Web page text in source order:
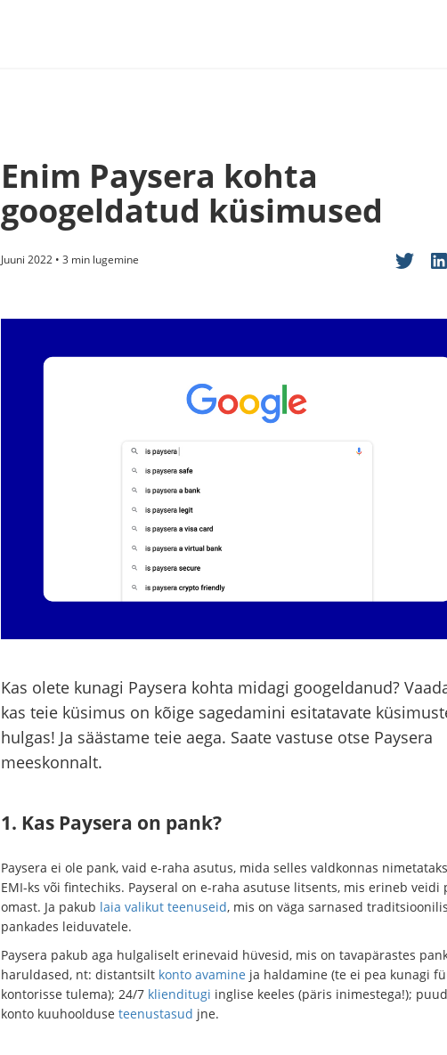
Enim Paysera kohta
googeldatud küsimused
Juuni 2022 • 3 min lugemine
Kas olete kunagi Paysera kohta midagi googeldanud?
kas teie küsimus on kõige sagedamini esitatavate
hulgas! Ja säästame teie aega. Saate vastuse otse Paysera
meeskonnalt.
1. Kas Paysera on pank?
Paysera ei ole pank, vaid e-raha asutus, mida selles valdkonnas
EMI-ks või fintechiks. Payseral on e-raha asutuse litsents, mis erineb veidi
omast. Ja pakub laia valikut teenuseid, mis on väga sarnased
pankades leiduvatele.
Paysera pakub aga hulgaliselt erinevaid hüvesid, mis on tavapärastes
haruldased, nt: distantsilt konto avamine ja haldamine (te ei pea kunagi
kontorisse tulema); 24/7 klienditugi inglise keeles (päris inimestega!);
konto kuuhoolduse teenustasud jne.